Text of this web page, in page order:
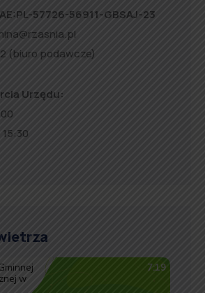
AE:PL-57726-56911-GBSAJ-23
(biuro podawcze)
Urzędu: